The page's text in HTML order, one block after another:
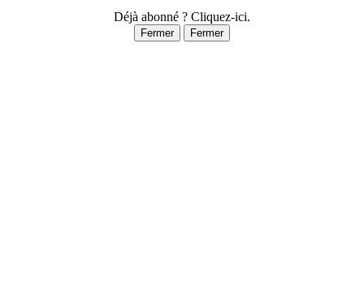
Déjà abonné ? Cliquez-ici.
Fermer Fermer